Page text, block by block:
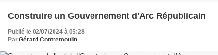
Construire un Gouvernement d'Arc Républicain
Publié le 02/07/2024 à 05:28
Par Gérard Contremoulin